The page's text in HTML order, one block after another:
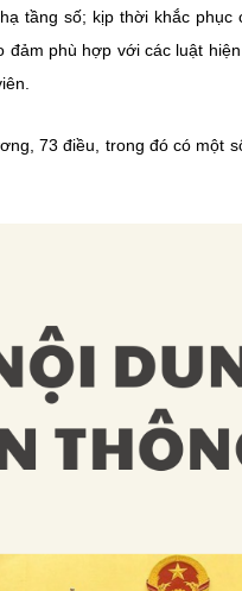
tầng số; kịp thời khắc
phù hợp với các luật
73 điều, trong đó có một